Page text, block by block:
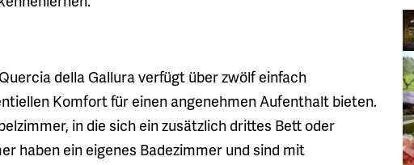
della Gallura verfügt über zwölf einfach
Komfort für einen angenehmen Aufenthalt bieten.
in die sich ein zusätzlich drittes Bett oder
haben ein eigenes Badezimmer und sind mit